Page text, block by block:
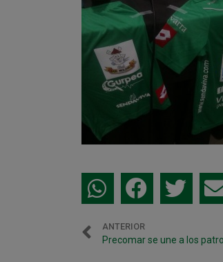
ANTERIOR
Precomar se une a los